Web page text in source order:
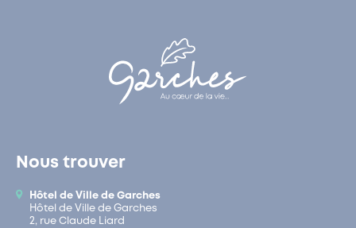
Nous trouver
Hôtel de Ville de Garches
Hôtel de Ville de Garches
2, rue Claude Liard